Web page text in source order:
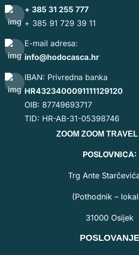
+ 385 31 255 777
+ 385 91 729 39 11
E-mail adresa:
info@hodocasca.hr
IBAN: Privredna banka
HR4323400091111129120
OIB: 87749693717
TID: HR-AB-31-05398746
ZOOM ZOOM TRAVEL
POSLOVNICA:
Trg Ante
(Pothodnik –
31000 Osijek
POSLOVANJE